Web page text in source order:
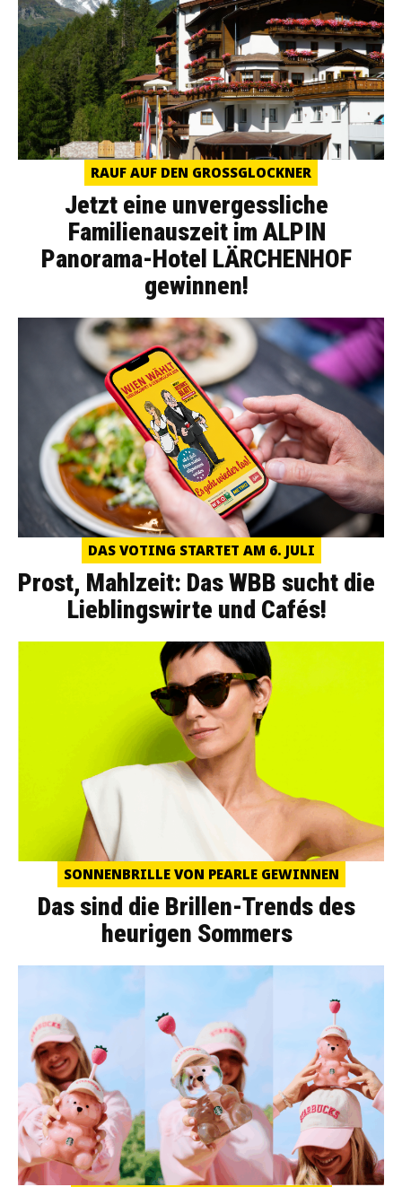
RAUF AUF DEN GROSSGLOCKNER
Jetzt eine unvergessliche
Familienauszeit im ALPIN
Panorama-Hotel LÄRCHENHOF
gewinnen!
DAS VOTING STARTET AM 6. JULI
Prost, Mahlzeit: Das WBB sucht die
Lieblingswirte und Cafés!
SONNENBRILLE VON PEARLE GEWINNEN
Das sind die Brillen-Trends des
heurigen Sommers